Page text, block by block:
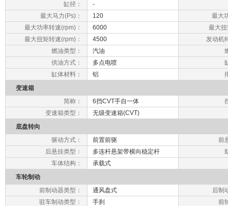
缸径：
-
最大马力(Ps)：
120
最大
最大功率转速(rpm)：
6000
最大扭
最大扭矩转速(rpm)：
4500
发动机
燃油类型：
汽油
供油方式：
多点电喷
缸体材料：
铝
变速箱
简称：
6挡CVT手自一体
变速箱类型：
无级变速箱(CVT)
底盘转向
驱动方式：
前置前驱
前
后悬挂类型：
多连杆悬架带横向稳定杆
车体结构：
承载式
车轮制动
前制动器类型：
通风盘式
后制
驻车制动类型：
手刹
前